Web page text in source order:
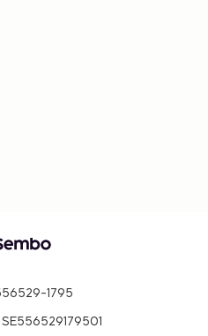
1795